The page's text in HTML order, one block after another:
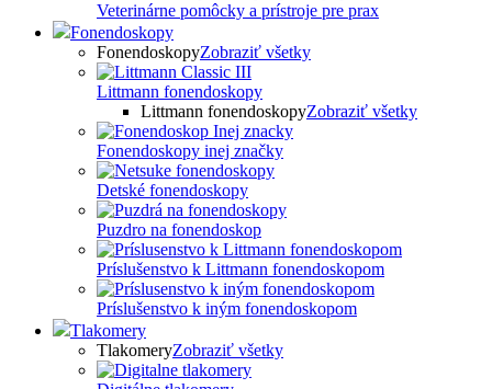
Veterinárne pomôcky a prístroje pre prax
Fonendoskopy
FonendoskopyZobraziť všetky
Littmann fonendoskopy
Littmann fonendoskopyZobraziť všetky
Fonendoskopy inej značky
Detské fonendoskopy
Puzdro na fonendoskop
Príslušenstvo k Littmann fonendoskopom
Príslušenstvo k iným fonendoskopom
Tlakomery
TlakomeryZobraziť všetky